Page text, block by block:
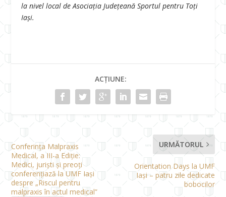
la nivel local de Asociaţia Judeţeană Sportul pentru Toţi
Iaşi.
ACȚIUNE:
Conferința Malpraxis
Medical, a III-a Ediție:
Medici, juriști și preoți
conferențiază la UMF Iași
despre „Riscul pentru
malpraxis în actul medical”
URMĂTORUL
Orientation Days la UMF
Iași – patru zile dedicate
bobocilor